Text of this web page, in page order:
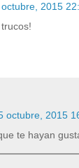
2015
octubre, 2015
te hayan